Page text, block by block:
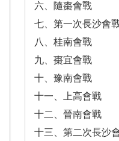
六、隨棗會戰
七、第一次長沙會
八、桂南會戰
九、棗宜會戰
十、豫南會戰
十一、上高會戰
十二、晉南會戰
十三、第二次長沙